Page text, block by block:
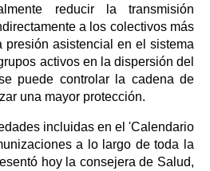
reducir la transmisión
a los colectivos más
presión asistencial en el sistema
activos en la dispersión del
puede controlar la cadena de
una mayor protección.
incluidas en el 'Calendario
a lo largo de toda la
hoy la consejera de Salud,